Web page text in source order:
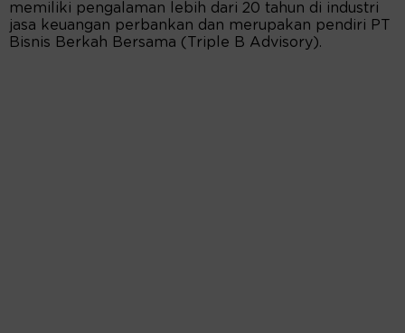
memiliki pengalaman lebih dari 20 tahun di industri
jasa keuangan perbankan dan merupakan pendiri PT
Bisnis Berkah Bersama (Triple B Advisory).